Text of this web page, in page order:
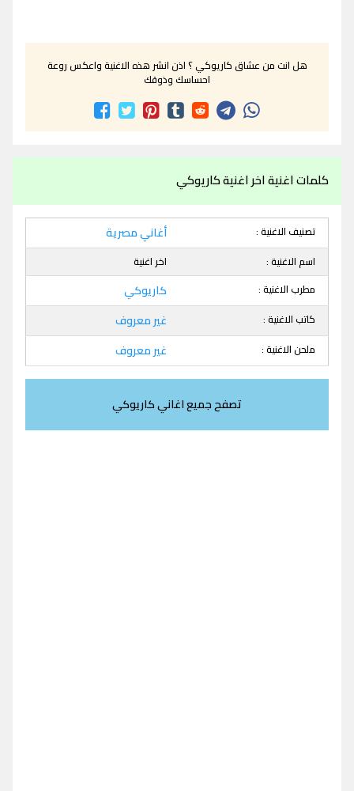
هل انت من عشاق كاريوكي ؟ اذن انشر هذه الاغنية واعكس روعة
احساسك وذوقك
كلمات اغنية اخر اغنية كاريوكي
تصنيف الاغنية : أغاني مصرية
اسم الاغنية :
اخر اغنية
مطرب الاغنية :
كاريوكي
كاتب الاغنية : غير معروف
ملحن الاغنية : غير معروف
تصفح جميع اغاني كاريوكي